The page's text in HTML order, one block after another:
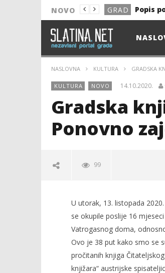
NOVO GRAD
Popis
NOVO
NOVO
NOVO
KULTURA
GRAD
13.
NASLOVNA KULTURA GRADSKA
KULTURA NOVO 14.10.2020.
Gradska
Ponovno
99
U utorak, 13. listopada
se okupile poslije 16
Vatrogasnog doma,
Ovo je 38 put kako smo se
pročitanih knjiga
knjižara“ austrijske